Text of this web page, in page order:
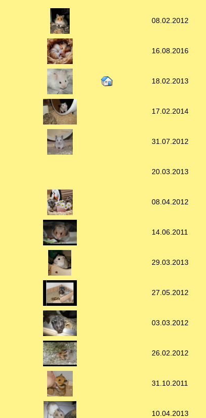
08.02.2012
16.08.2016
18.02.2013
17.02.2014
31.07.2012
20.03.2013
08.04.2012
14.06.2011
29.03.2013
27.05.2012
03.03.2012
26.02.2012
31.10.2011
10.04.2013